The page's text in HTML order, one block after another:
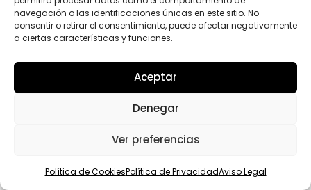
navegación o las identificaciones únicas en este sitio. No
consentir o retirar el consentimiento, puede afectar negativamente
a ciertas características y funciones.
Aceptar
Denegar
Ver preferencias
Política de CookiesPolítica de PrivacidadAviso Legal